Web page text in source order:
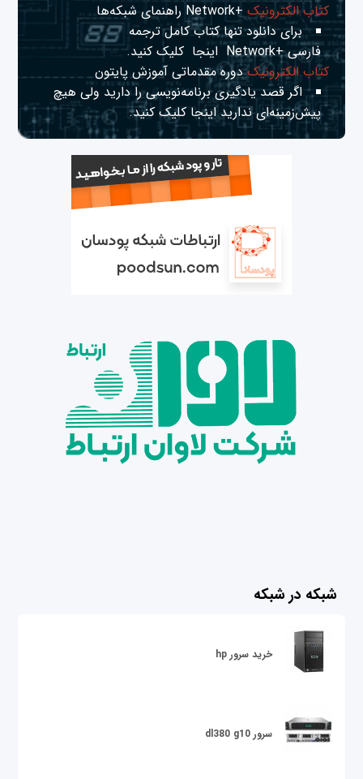
کتاب الکترونیک+Network راهنمای شبکه‌ها
برای دانلود تنها کتاب کامل ترجمه
فارسی +Network
اینجا کلیک کنید.
کتاب الکترونیکدوره مقدماتی آموزش پایتون
اگر قصد یادگیری برنامه‌نویسی را دارید ولی هیچ
پیش‌زمینه‌ای نداریداینجا کلیک کنید.
شبکه در شبکه
خرید سرور hp
سرور dl380 g10